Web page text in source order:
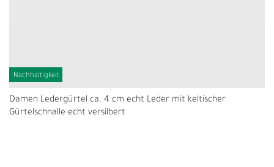
Nachhaltigkeit
Damen Ledergürtel ca. 4 cm echt Leder mit keltischer
Gürtelschnalle echt versilbert